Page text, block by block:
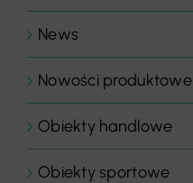
News
Nowości produktowe
Obiekty handlowe
Obiekty sportowe